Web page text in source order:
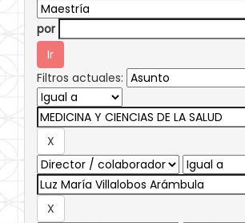
por
Filtros actuales: